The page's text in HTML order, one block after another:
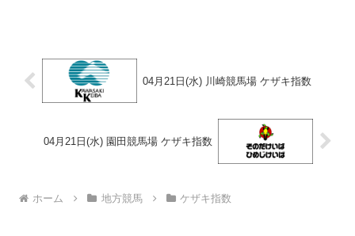
04月21日(水) 川崎競馬場 ケザキ指数
04月21日(水) 園田競馬場 ケザキ指数
ホーム 地方競馬 ケザキ指数